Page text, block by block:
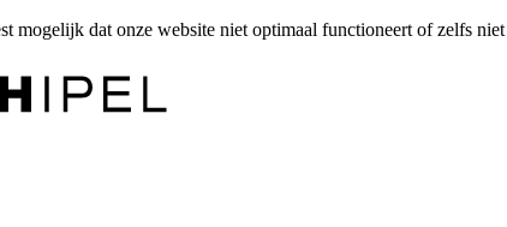
mogelijk dat onze website niet optimaal functioneert of zelfs